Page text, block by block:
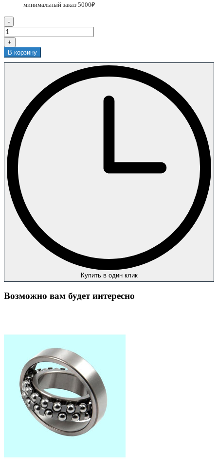
-
+
В корзину
Купить в один клик
Возможно вам будет интересно